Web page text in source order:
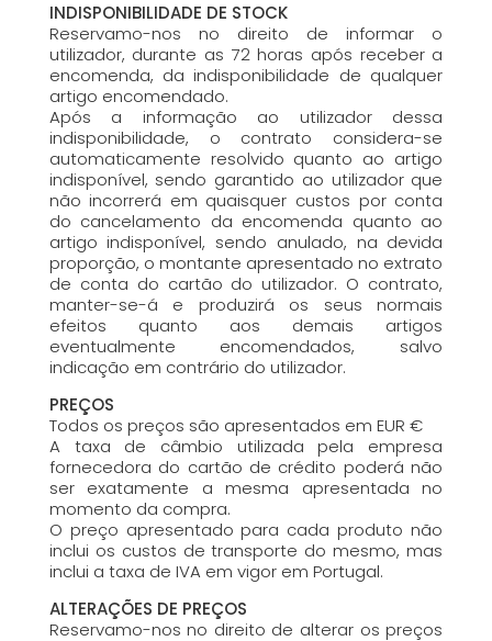
INDISPONIBILIDADE DE STOCK
Reservamo-nos no direito de informar o
utilizador, durante as 72 horas após receber a
encomenda, da indisponibilidade de qualquer
artigo encomendado.
Após a informação ao utilizador dessa
indisponibilidade, o contrato considera-se
automaticamente resolvido quanto ao artigo
indisponível, sendo garantido ao utilizador que
não incorrerá em quaisquer custos por conta
do cancelamento da encomenda quanto ao
artigo indisponível, sendo anulado, na devida
proporção, o montante apresentado no extrato
de conta do cartão do utilizador. O contrato,
manter-se-á e produzirá os seus normais
efeitos quanto aos demais artigos
eventualmente encomendados, salvo
indicação em contrário do utilizador.
PREÇOS
Todos os preços são apresentados em EUR €
A taxa de câmbio utilizada pela empresa
fornecedora do cartão de crédito poderá não
ser exatamente a mesma apresentada no
momento da compra.
O preço apresentado para cada produto não
inclui os custos de transporte do mesmo, mas
inclui a taxa de IVA em vigor em Portugal.
ALTERAÇÕES DE PREÇOS
Reservamo-nos no direito de alterar os preços